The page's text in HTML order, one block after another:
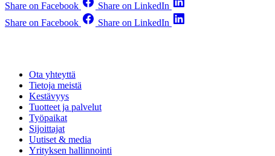
Share on Facebook
Share on LinkedIn
Share on Facebook
Share on LinkedIn
Ota yhteyttä
Tietoja meistä
Kestävyys
Tuotteet ja palvelut
Työpaikat
Sijoittajat
Uutiset & media
Yrityksen hallinnointi